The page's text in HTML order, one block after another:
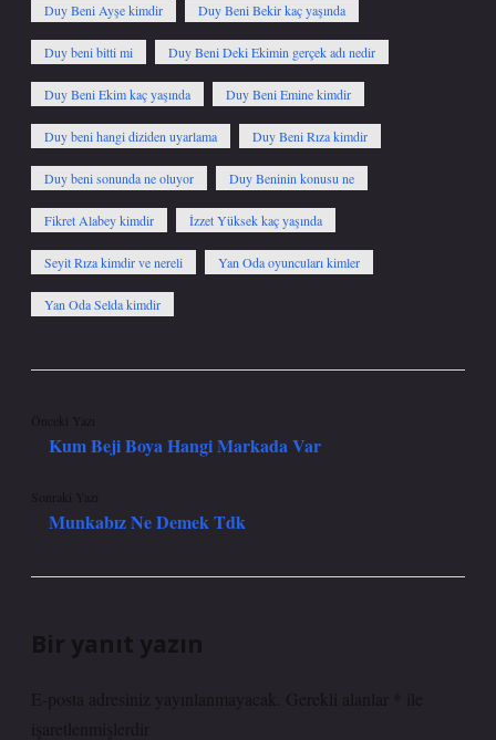
Duy Beni Ayşe kimdir Duy Beni Bekir kaç yaşında
Duy beni bitti mi Duy Beni Deki Ekimin gerçek adı nedir
Duy Beni Ekim kaç yaşında Duy Beni Emine kimdir
Duy beni hangi diziden uyarlama Duy Beni Rıza kimdir
Duy beni sonunda ne oluyor Duy Beninin konusu ne
Fikret Alabey kimdir İzzet Yüksek kaç yaşında
Seyit Rıza kimdir ve nereli Yan Oda oyuncuları kimler
Yan Oda Selda kimdir
Önceki Yazı
Kum Beji Boya Hangi Markada Var
Sonraki Yazı
Munkabız Ne Demek Tdk
Bir yanıt yazın
E-posta adresiniz yayınlanmayacak. Gerekli alanlar
ile
işaretlenmişlerdir